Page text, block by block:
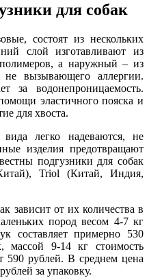
для собак
состоят из нескольких
слой изготавливают из
а наружный – из
не вызывающего аллергии.
за водонепроницаемость.
эластичного пояска и
для хвоста.
легко надеваются, не
изделия предотвращают
подгузники для собак
Triol (Китай, Индия,
зависит от их количества в
пород весом 4-7 кг
составляет примерно 530
массой 9-14 кг стоимость
590 рублей. В среднем цена
за упаковку.